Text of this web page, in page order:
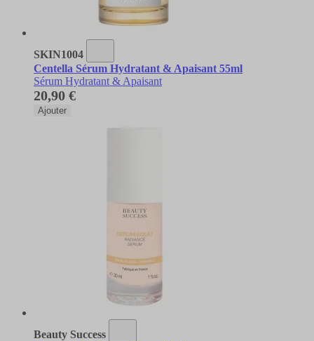
SKIN1004
Centella Sérum Hydratant & Apaisant 55ml
Sérum Hydratant & Apaisant
20,90 €
Ajouter
Beauty Success